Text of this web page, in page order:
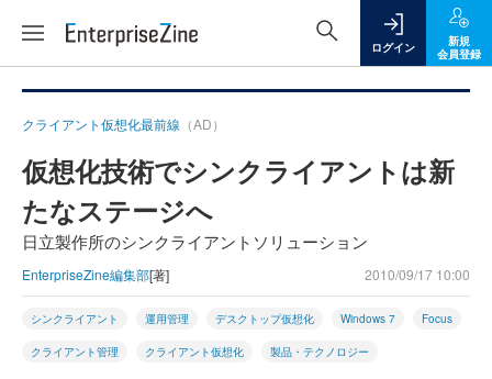
ログイン
新規
会員登録
クライアント仮想化最前線 （AD）
仮想化技術でシンクライアントは新
たなステージへ
日立製作所のシンクライアントソリューション
EnterpriseZine編集部[著] 2010/09/17 10:00
シンクライアント 運用管理 デスクトップ仮想化 Windows 7 Focus
クライアント管理 クライアント仮想化 製品・テクノロジー